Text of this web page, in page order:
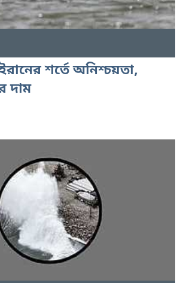
শর্তে অনিশ্চয়তা,
দাম